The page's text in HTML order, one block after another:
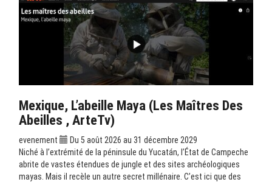
Mexique, L’abeille Maya (Les Maîtres Des
Abeilles , ArteTv)
evenement
Du 5 août 2026 au 31 décembre 2029
Niché à l’extrémité de la péninsule du Yucatán, l’État de Campeche
abrite de vastes étendues de jungle et des sites archéologiques
mayas. Mais il recèle un autre secret millénaire. C’est ici que des